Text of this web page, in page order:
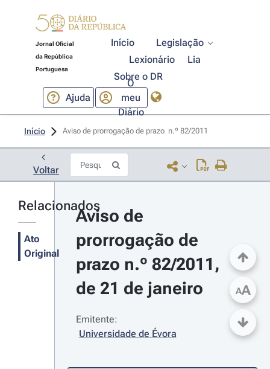
Jornal Oficial
da República
Portuguesa
Início
Legislação
Lexionário
Lia
Sobre o DR
Ajuda
O
meu
Diário
Início Aviso de prorrogação de prazo  n.º 82/2011
Voltar
Relacionados
Ato
Original
Aviso de
prorrogação de
prazo n.º 82/2011,
de 21 de janeiro
Emitente:
Universidade de Évora
AA